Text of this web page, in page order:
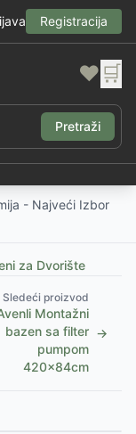
Registracija
❤️ 🛒
Pretraži
- Najveći Izbor
za Dvorište
Sledeći proizvod
Montažni
bazen sa filter
pumpom
420x84cm
→